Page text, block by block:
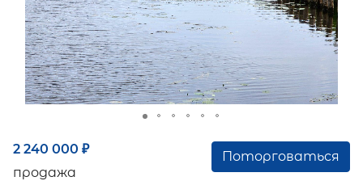
2 240 000 ₽
продажа
Поторговаться